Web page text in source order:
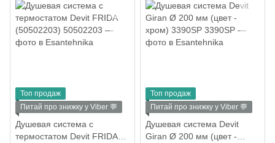
Топ продаж
Питай про знижку у Viber 💬
Душевая система с
термостатом Devit FRIDA
Топ продаж
Питай про знижку у Viber 💬
Душевая система Devit
Giran Ø 200 мм (цвет -